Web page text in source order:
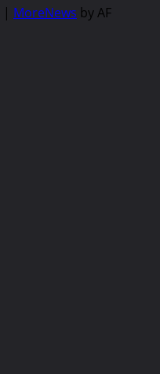
| MoreNews by AF